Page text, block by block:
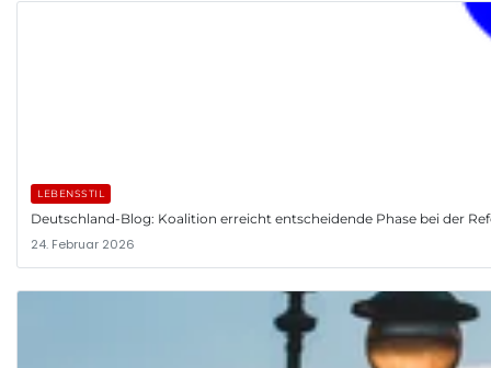
LEBENSSTIL
Deutschland-Blog: Koalition erreicht entscheidende Phase bei der
24. Februar 2026